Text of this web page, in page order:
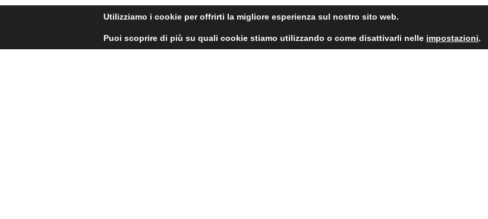
Utilizziamo i cookie per offrirti la migliore esperienza sul nostro sito web.
Puoi scoprire di più su quali cookie stiamo utilizzando o come disattivarli nelle impostazioni.